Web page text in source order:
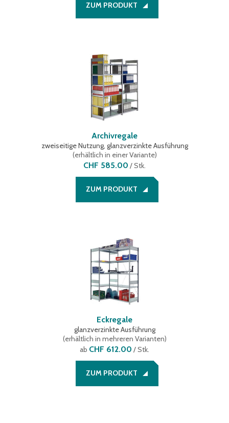
ZUM PRODUKT
Archivregale
zweiseitige Nutzung, glanzverzinkte Ausführung
(erhältlich in einer Variante)
CHF 585.00 /Stk.
ZUM PRODUKT
Eckregale
glanzverzinkte Ausführung
(erhältlich in mehreren Varianten)
ab CHF 612.00 / Stk.
ZUM PRODUKT